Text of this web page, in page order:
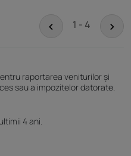
< 1 - 4 >
raportarea veniturilor și
sau a impozitelor datorate.
4 ani.